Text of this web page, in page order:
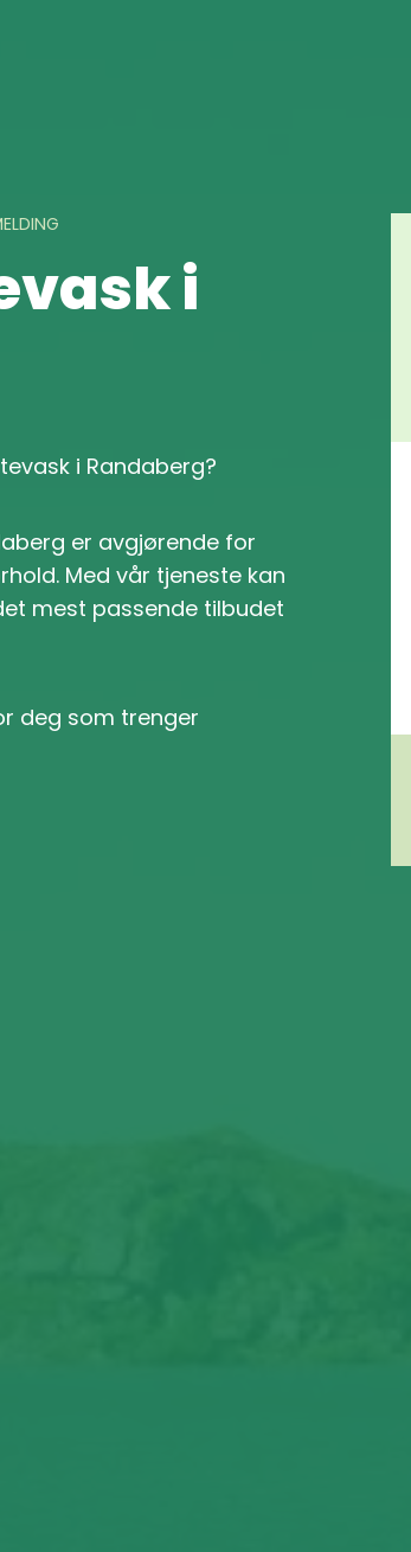
i
i Randaberg?
er avgjørende for
Med vår tjeneste kan
mest passende tilbudet
deg som trenger